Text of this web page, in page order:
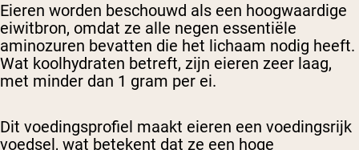
Eieren worden beschouwd als een hoogwaardige
eiwitbron, omdat ze alle negen essentiële
aminozuren bevatten die het lichaam nodig heeft.
Wat koolhydraten betreft, zijn eieren zeer laag,
met minder dan 1 gram per ei.
Dit voedingsprofiel maakt eieren een voedingsrijk
voedsel, wat betekent dat ze een hoge